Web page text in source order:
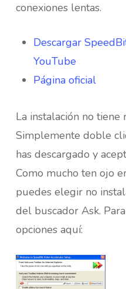
conexiones lentas.
Descargar
YouTube
Página oficial
La instalación no tiene
Simplemente doble
has descargado y
Como mucho ten ojo
puedes elegir no
del buscador Ask.
opciones aquí: